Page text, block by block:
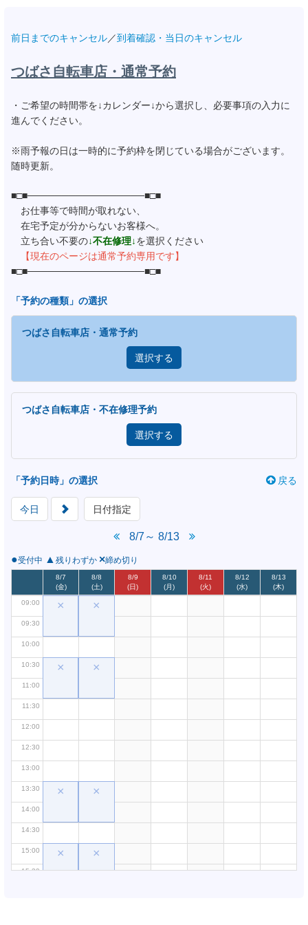
前日までのキャンセル／到着確認・当日のキャンセル
つばさ自転車店・通常予約
・ご希望の時間帯を↓カレンダー↓から選択し、必要事項の入力に
進んでください。
※雨予報の日は一時的に予約枠を閉じている場合がございます。
随時更新。
■□■─────────────────■□■
お仕事等で時間が取れない、
在宅予定が分からないお客様へ。
立ち合い不要の↓不在修理↓を選択ください
【現在のページは通常予約専用です】
■□■─────────────────■□■
「予約の種類 」の選択
つばさ自転車店・通常予約
選択する
つばさ自転車店・不在修理予約
選択する
戻る
「予約日時」の選択
今日 日付指定
8/7～ 8/13
●受付中 ▲ 残りわずか ×締め切り
8/7
(金)
8/8
(土)
8/9
(日)
8/10
(月)
8/11
(火)
8/12
(水)
8/13
(木)
00:00
00:30
01:00
02:30
04:30
05:30
06:00
06:30
07:00
08:00
09:00
09:30
10:00
10:30
11:00
11:30
12:00
12:30
13:00
13:30
14:00
14:30
15:00
15:30
×
×
×
×
×
×
×
×